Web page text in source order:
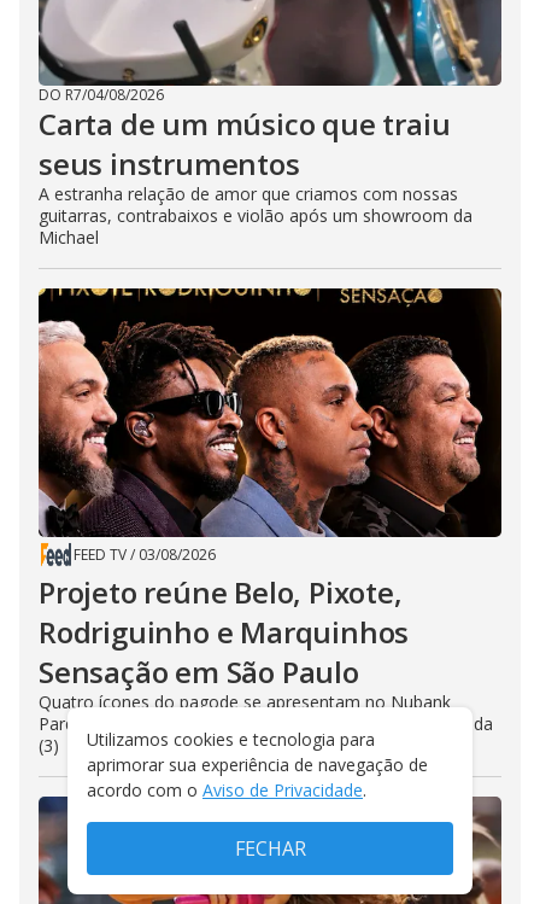
DO R7/04/08/2026
Carta de um músico que traiu
seus instrumentos
A estranha relação de amor que criamos com nossas
guitarras, contrabaixos e violão após um showroom da
Michael
FEED TV/ 03/08/2026
Projeto reúne Belo, Pixote,
Rodriguinho e Marquinhos
Sensação em São Paulo
Quatro ícones do pagode se apresentam no Nubank
Parque em novembro com vendas abertas nesta segunda
(3)
Utilizamos cookies e tecnologia para
aprimorar sua experiência de navegação de
acordo com o Aviso de Privacidade.
FECHAR